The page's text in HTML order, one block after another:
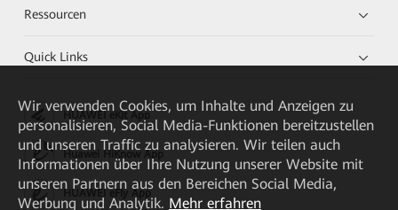
Ressourcen
Quick Links
HUAWEI eKit App
Huawei HiKnow App
HUAWEI eFly App
Wir verwenden Cookies, um Inhalte und Anzeigen zu
personalisieren, Social Media-Funktionen bereitzustellen
und unseren Traffic zu analysieren. Wir teilen auch
Informationen über Ihre Nutzung unserer Website mit
unseren Partnern aus den Bereichen Social Media,
Werbung und Analytik. Mehr erfahren